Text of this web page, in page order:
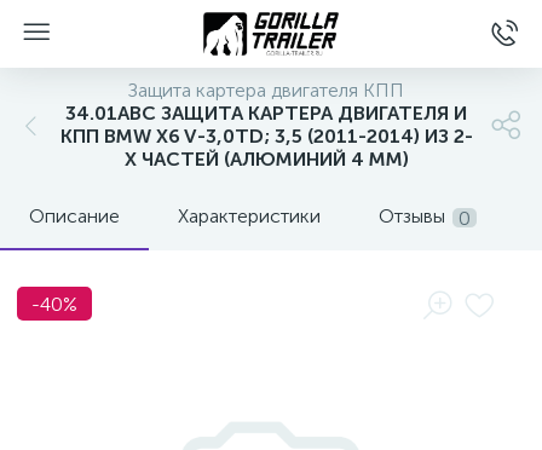
Защита картера двигателя КПП
34.01ABC ЗАЩИТА КАРТЕРА ДВИГАТЕЛЯ И
КПП BMW X6 V-3,0TD; 3,5 (2011-2014) ИЗ 2-
Х ЧАСТЕЙ (АЛЮМИНИЙ 4 ММ)
Описание Характеристики Отзывы 0
-40%